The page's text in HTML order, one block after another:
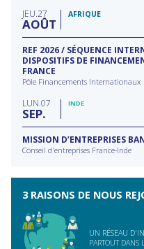
JEU 27
AOÛT
AFRIQUE
REF 2026 / SÉQUENCE
DISPOSITIFS DE
FRANCE
Pôle Financements Internationaux
LUN 07
SEP
INDE
MISSION D’ENTREPRISES
Conseil d'entreprises France-Inde
3 RAISONS DE NOUS
UN RÉSEAU
PARTOUT DANS